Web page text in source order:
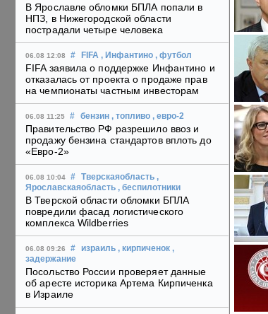
В Ярославле обломки БПЛА попали в
НПЗ, в Нижегородской области
пострадали четыре человека
06.08 12:08 # FIFA , Инфантино , футбол
FIFA заявила о поддержке Инфантино и
отказалась от проекта о продаже прав
на чемпионаты частным инвесторам
06.08 11:25 # бензин , топливо , евро-2
Правительство РФ разрешило ввоз и
продажу бензина стандартов вплоть до
«Евро-2»
06.08 10:04 # Тверскаяобласть ,
Ярославскаяобласть , беспилотники
В Тверской области обломки БПЛА
повредили фасад логистического
комплекса Wildberries
06.08 09:26 # израиль , кирпиченок ,
задержание
Посольство России проверяет данные
об аресте историка Артема Кирпиченка
в Израиле